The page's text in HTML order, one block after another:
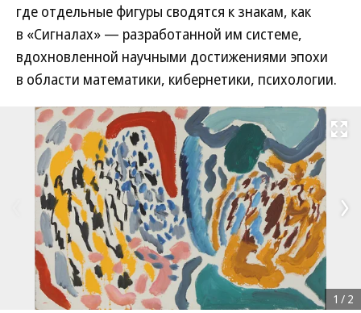
где отдельные фигуры сводятся к знакам, как
в «Сигналах» — разработанной им системе,
вдохновленной научными достижениями эпохи
в области математики, кибернетики, психологии.
Развернуть
1 / 2